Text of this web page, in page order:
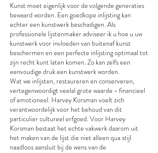
Kunst moet eigenlijk voor de volgende generaties
bewaard worden. Een goedkope inlijsting kan
echter een kunstwerk beschadigen. Als
professionele lijstenmaker adviseer ik u hoe u uw
kunstwerk voor invloeden van buitenaf kunst
beschermen en een perfecte inlijsting optimaal tot
zijn recht kunt laten komen. Zo kan zelfs een
eenvoudige druk een kunstwerk worden.
Wat we inlijsten, restaureren en conserveren,
vertegenwoordigt veelal grote waarde - financieel
of emotioneel. Harvey Korsman voelt zich
verantwoordelijk voor het behoud van dit
particulier cultureel erfgoed. Voor Harvey
Korsman bestaat het echte vakwerk daarom uit
het maken van de lijst die niet alleen qua stijl
naadloos aansluit bij de wens van de